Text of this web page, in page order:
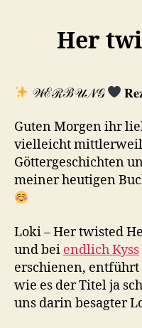
Her
𝒲ℰℛℬ𝒰𝒩𝒢
Guten Morgen ihr
vielleicht
Göttergeschichten
meiner heutigen
Loki – Her twisted
und bei endlich Kyss
erschienen,
wie es der Titel ja
uns darin besagter